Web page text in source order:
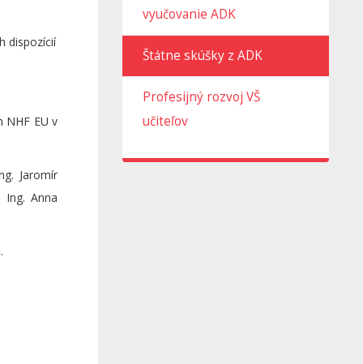
dispozícií
NHF EU v
Jaromír
Anna
vyučovanie ADK
Štátne skúšky z ADK
Profesijný rozvoj VŠ
učiteľov